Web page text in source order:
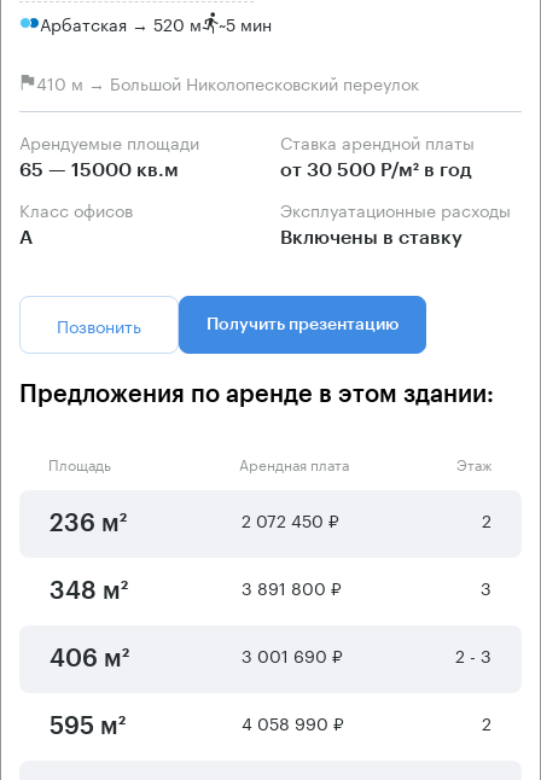
Арбатская → 520 м ~5 мин
410 м → Большой Николопесковский переулок
Арендуемые площади
65 — 15000 кв.м
Ставка арендной платы
от 30 500 Р/м² в год
Класс офисов
А
Эксплуатационные расходы
Включены в ставку
Позвонить Получить презентацию
Предложения по аренде в этом здании:
Площадь Арендная плата Этаж
236 м² 2 072 450 ₽ 2
348 м² 3 891 800 ₽ 3
406 м² 3 001 690 ₽ 2 - 3
595 м² 4 058 990 ₽ 2